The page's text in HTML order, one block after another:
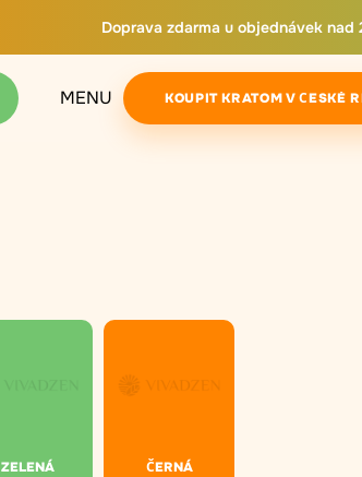
Doprava zdarma u objednávek nad
MENU KOUPIT KRATOM V ČESKÉ
ZELENÁ ČERNÁ